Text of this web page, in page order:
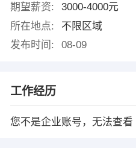
期望薪资:
3000-4000元
所在地点:
不限区域
发布时间:
08-09
工作经历
您不是企业账号，无法查看